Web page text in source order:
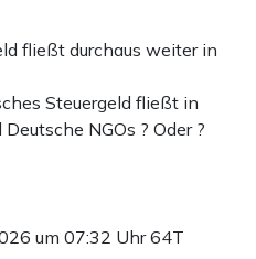
fließt durchaus weiter in
Steuergeld fließt in
NGOs ? Oder ?
um 07:32 Uhr64T